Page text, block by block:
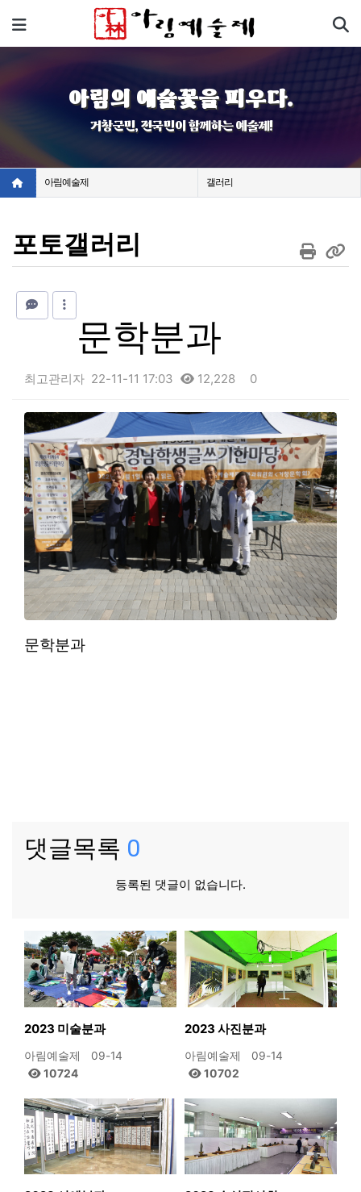
메뉴
아림의 예술꽃을 피우다.
거창군민, 전국민이 함께하는 예술제!
아림예술제 갤러리
포토갤러리
문학분과
최고관리자 22-11-11 17:03 12,228 0
본문
문학분과
댓글목록 0
등록된 댓글이 없습니다.
2023 미술분과
아림예술제
09-14
10724
2023 사진분과
아림예술제
09-14
10702